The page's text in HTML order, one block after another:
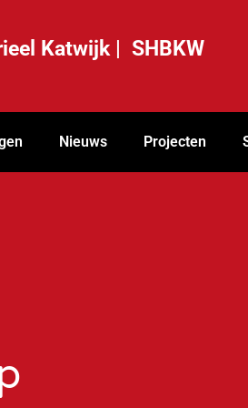
Katwijk | SHBKW
Nieuws Projecten